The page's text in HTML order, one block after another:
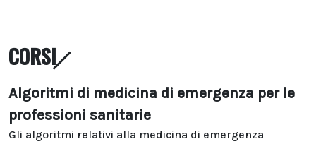
CORSI
Algoritmi di medicina di emergenza per le
professioni sanitarie
Gli algoritmi relativi alla medicina di emergenza